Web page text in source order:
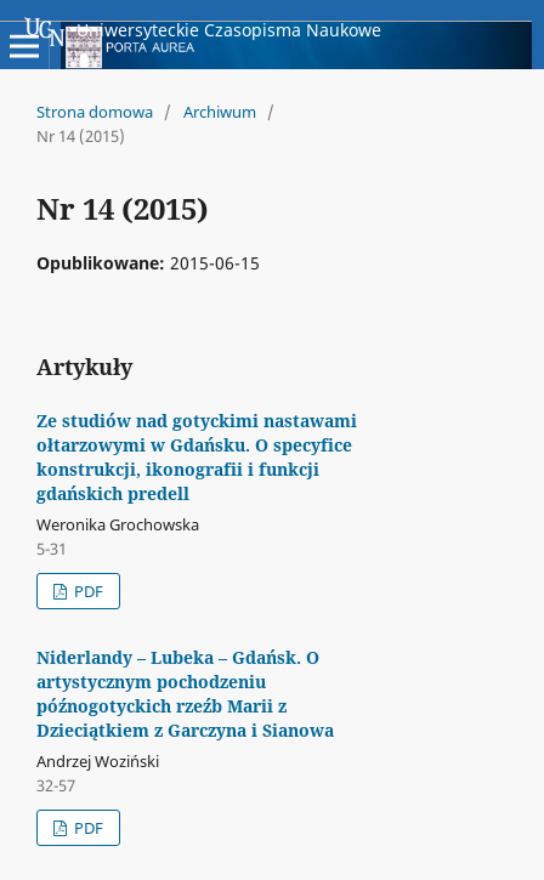
Uniwersyteckie Czasopisma Naukowe
Strona domowa / Archiwum /
Nr 14 (2015)
Nr 14 (2015)
Opublikowane: 2015-06-15
Artykuły
Ze studiów nad gotyckimi nastawami
ołtarzowymi w Gdańsku. O specyfice
konstrukcji, ikonografii i funkcji
gdańskich predell
Weronika Grochowska
5-31
PDF
Niderlandy – Lubeka – Gdańsk. O
artystycznym pochodzeniu
późnogotyckich rzeźb Marii z
Dzieciątkiem z Garczyna i Sianowa
Andrzej Woziński
32-57
PDF